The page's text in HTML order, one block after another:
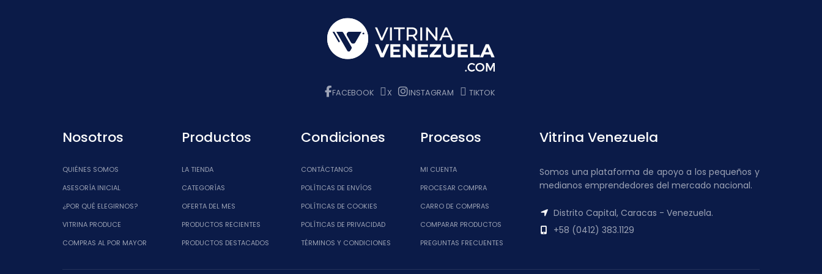
FACEBOOK X INSTAGRAM TIKTOK
Nosotros
QUIÉNES SOMOS
ASESORÍA INICIAL
¿POR QUÉ ELEGIRNOS?
VITRINA PRODUCE
COMPRAS AL POR MAYOR
Productos
LA TIENDA
CATEGORÍAS
OFERTA DEL MES
PRODUCTOS RECIENTES
PRODUCTOS DESTACADOS
Condiciones
CONTÁCTANOS
POLÍTICAS DE ENVÍOS
POLÍTICAS DE COOKIES
POLÍTICAS DE PRIVACIDAD
TÉRMINOS Y CONDICIONES
Procesos
MI CUENTA
PROCESAR COMPRA
CARRO DE COMPRAS
COMPARAR PRODUCTOS
PREGUNTAS FRECUENTES
Vitrina Venezuela
Somos una plataforma de apoyo a los pequeños y
medianos emprendedores del mercado nacional.
Distrito Capital, Caracas - Venezuela.
+58 (0412) 383.1129